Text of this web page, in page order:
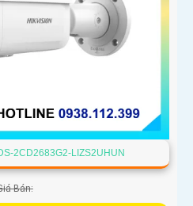
2CD2683G2-LIZS2UHUN
Bán: